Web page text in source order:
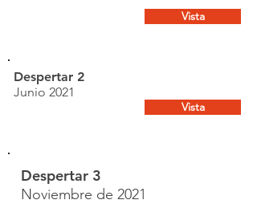
Vista
Despertar 2
Junio 2021
Vista
Despertar 3
Noviembre de 2021